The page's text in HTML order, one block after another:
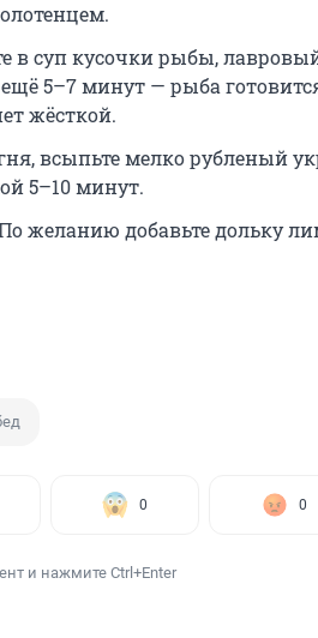
в суп кусочки рыбы,
5–7 минут — рыба
жёсткой.
всыпьте мелко рубленый
5–10 минут.
желанию добавьте дольку
0 0
и нажмите Ctrl+Enter